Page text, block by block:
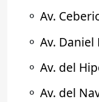
⚬ Av.
⚬ Av. Daniel
⚬ Av. del
⚬ Av. del